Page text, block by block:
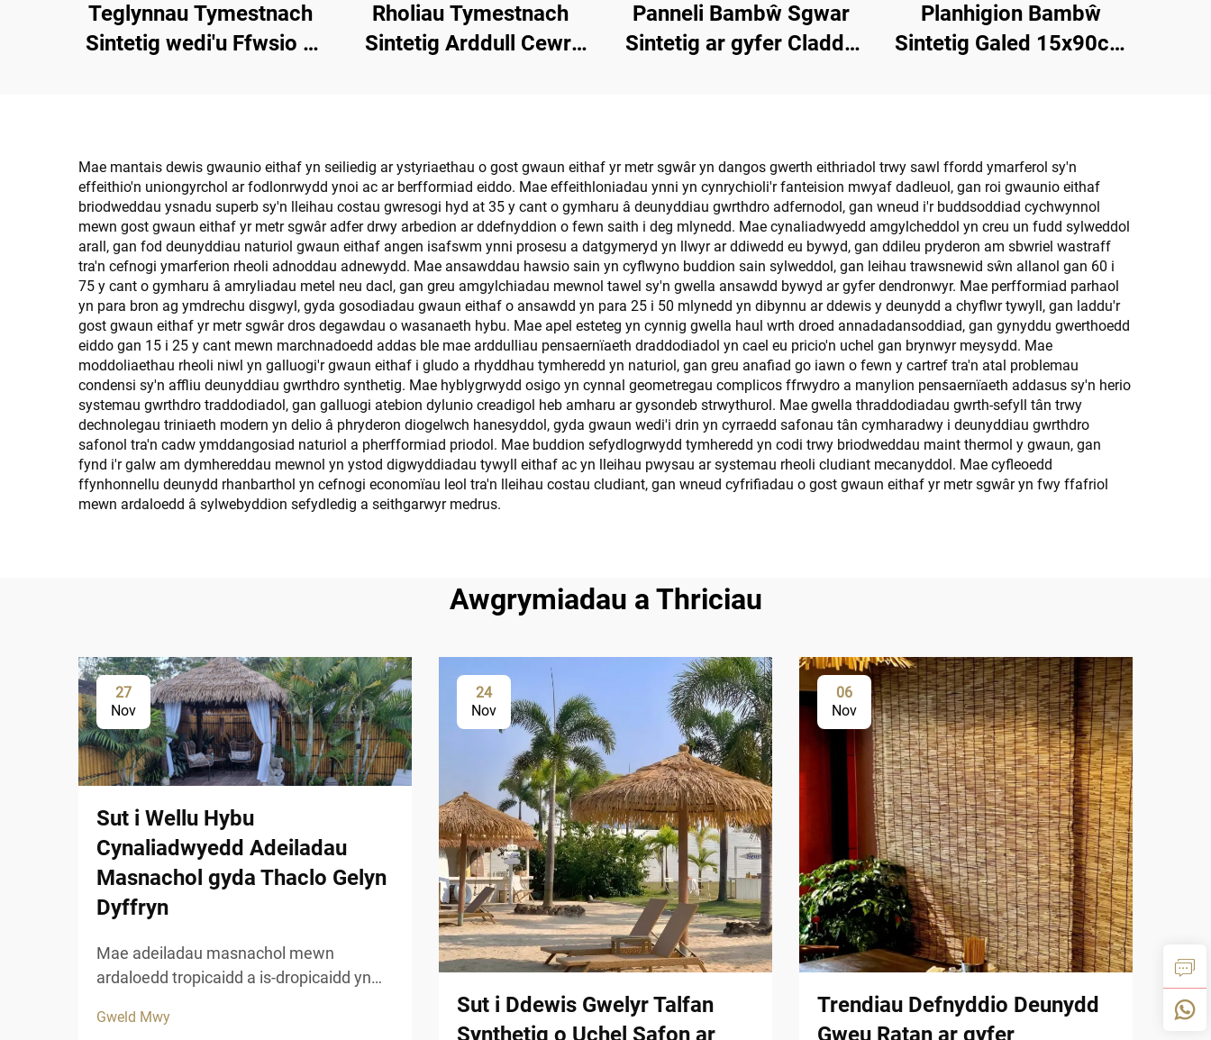
Teglynnau Tymestnach
Sintetig wedi'u Ffwsio â
Rholiau Tymestnach
Sintetig Arddull Cewri
Panneli Bambŵ Sgwar
Sintetig ar gyfer Claddu
Planhigion Bambŵ
Sintetig Galed 15x90cm
Mae mantais dewis gwaunio eithaf yn seiliedig ar ystyriaethau o gost gwaun eithaf yr metr sgwâr yn dangos gwerth eithriadol trwy sawl ffordd ymarferol sy'n
effeithio'n uniongyrchol ar fodlonrwydd ynoi ac ar berfformiad eiddo. Mae effeithloniadau ynni yn cynrychioli'r fanteision mwyaf dadleuol, gan roi gwaunio eithaf
briodweddau ysnadu superb sy'n lleihau costau gwresogi hyd at 35 y cant o gymharu â deunyddiau gwrthdro adfernodol, gan wneud i'r buddsoddiad cychwynnol
mewn gost gwaun eithaf yr metr sgwâr adfer drwy arbedion ar ddefnyddion o fewn saith i deg mlynedd. Mae cynaliadwyedd amgylcheddol yn creu un fudd sylweddol
arall, gan fod deunyddiau naturiol gwaun eithaf angen isafswm ynni prosesu a datgymeryd yn llwyr ar ddiwedd eu bywyd, gan ddileu pryderon am sbwriel wastraff
tra'n cefnogi ymarferion rheoli adnoddau adnewydd. Mae ansawddau hawsio sain yn cyflwyno buddion sain sylweddol, gan leihau trawsnewid sŵn allanol gan 60 i
75 y cant o gymharu â amryliadau metel neu dacl, gan greu amgylchiadau mewnol tawel sy'n gwella ansawdd bywyd ar gyfer dendronwyr. Mae perfformiad parhaol
yn para bron ag ymdrechu disgwyl, gyda gosodiadau gwaun eithaf o ansawdd yn para 25 i 50 mlynedd yn dibynnu ar ddewis y deunydd a chyflwr tywyll, gan laddu'r
gost gwaun eithaf yr metr sgwâr dros degawdau o wasanaeth hybu. Mae apel esteteg yn cynnig gwella haul wrth droed annadadansoddiad, gan gynyddu gwerthoedd
eiddo gan 15 i 25 y cant mewn marchnadoedd addas ble mae arddulliau pensaernïaeth draddodiadol yn cael eu pricio'n uchel gan brynwyr meysydd. Mae
moddoliaethau rheoli niwl yn galluogi'r gwaun eithaf i gludo a rhyddhau tymheredd yn naturiol, gan greu anafiad go iawn o fewn y cartref tra'n atal problemau
condensi sy'n affliu deunyddiau gwrthdro synthetig. Mae hyblygrwydd osigo yn cynnal geometregau complicos ffrwydro a manylion pensaernïaeth addasus sy'n herio
systemau gwrthdro traddodiadol, gan galluogi atebion dylunio creadigol heb amharu ar gysondeb strwythurol. Mae gwella thraddodiadau gwrth-sefyll tân trwy
dechnolegau triniaeth modern yn delio â phryderon diogelwch hanesyddol, gyda gwaun wedi'i drin yn cyrraedd safonau tân cymharadwy i deunyddiau gwrthdro
safonol tra'n cadw ymddangosiad naturiol a pherfformiad priodol. Mae buddion sefydlogrwydd tymheredd yn codi trwy briodweddau maint thermol y gwaun, gan
fynd i'r galw am dymhereddau mewnol yn ystod digwyddiadau tywyll eithaf ac yn lleihau pwysau ar systemau rheoli cludiant mecanyddol. Mae cyfleoedd
ffynhonnellu deunydd rhanbarthol yn cefnogi economïau leol tra'n lleihau costau cludiant, gan wneud cyfrifiadau o gost gwaun eithaf yr metr sgwâr yn fwy ffafriol
mewn ardaloedd â sylwebyddion sefydledig a seithgarwyr medrus.
Awgrymiadau a Thriciau
27
Nov
Sut i Wellu Hybu
Cynaliadwyedd Adeiladau
Masnachol gyda Thaclo Gelyn
Dyffryn
Mae adeiladau masnachol mewn
ardaloedd tropicaidd a is-dropicaidd yn
gynnal ymddangosiad esthetig tra bod
Gweld Mwy
24
Nov
Sut i Ddewis Gwelyr Talfan
Synthetig o Uchel Safon ar
06
Nov
Trendiau Defnyddio Deunydd
Gweu Ratan ar gyfer